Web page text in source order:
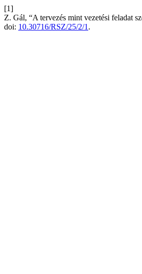
[1]
Z. Gál, “A tervezés mint vezetési feladat
doi: 10.30716/RSZ/25/2/1 .